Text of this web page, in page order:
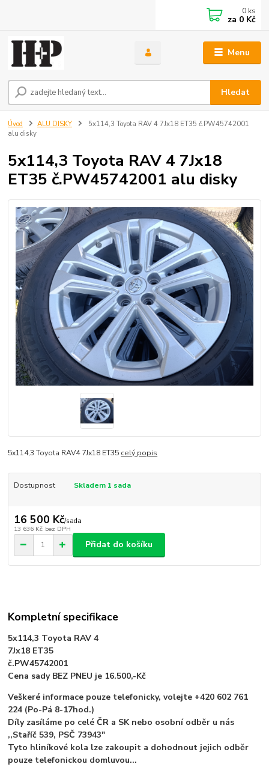
Menu
Hledat
0 ks
za 0 Kč
Úvod ALU DISKY
5x114,3 Toyota RAV 4 7Jx18 ET35 č.PW45742001
alu disky
5x114,3 Toyota RAV 4 7Jx18
ET35 č.PW45742001 alu disky
5x114,3 Toyota RAV4 7Jx18 ET35 celý popis
Dostupnost Skladem 1 sada
16 500 Kč/sada
13 636 Kč bez DPH
Přidat do košíku
Kompletní specifikace
5x114,3 Toyota RAV 4
7Jx18 ET35
č.PW45742001
Cena sady BEZ PNEU je 16.500,-Kč
Veškeré informace pouze telefonicky, volejte +420 602 761
224 (Po-Pá 8-17hod.)
Díly zasíláme po celé ČR a SK nebo osobní odběr u nás
,,Staříč 539, PSČ 73943"
Tyto hliníkové kola lze zakoupit a dohodnout jejich odběr
pouze telefonickou domluvou...